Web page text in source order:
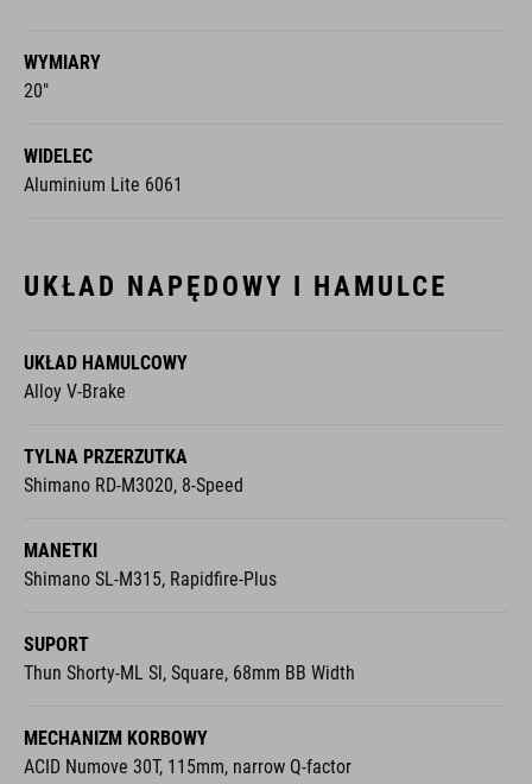
WYMIARY
20"
WIDELEC
Aluminium Lite 6061
UKŁAD NAPĘDOWY I HAMULCE
UKŁAD HAMULCOWY
Alloy V-Brake
TYLNA PRZERZUTKA
Shimano RD-M3020, 8-Speed
MANETKI
Shimano SL-M315, Rapidfire-Plus
SUPORT
Thun Shorty-ML Sl, Square, 68mm BB Width
MECHANIZM KORBOWY
ACID Numove 30T, 115mm, narrow Q-factor